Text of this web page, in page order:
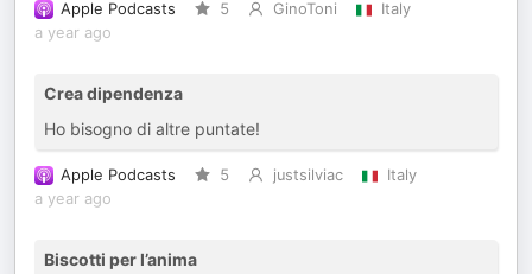
Apple Podcasts 5 GinoToni
Italy
a year ago
Crea dipendenza
Ho bisogno di altre puntate!
Apple Podcasts 5 justsilviac
Italy
a year ago
Biscotti per l’anima